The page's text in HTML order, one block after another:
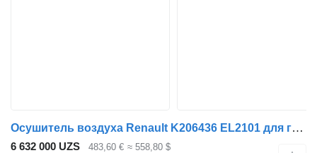
Осушитель воздуха Renault K206436 EL2101 для грузовика Renault T (2013-)
6 632 000 UZS 483,60 € ≈ 558,80 $